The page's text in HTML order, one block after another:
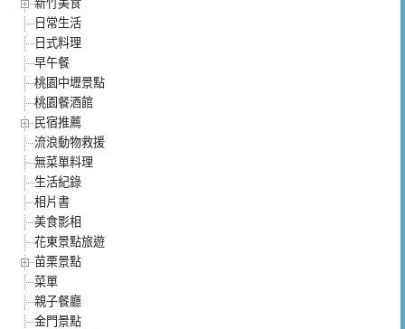
新竹美食
日常生活
日式料理
早午餐
桃園中壢景點
桃園餐酒館
民宿推薦
流浪動物救援
無菜單料理
生活紀錄
相片書
美食影相
花東景點旅遊
苗栗景點
菜單
親子餐廳
金門景點